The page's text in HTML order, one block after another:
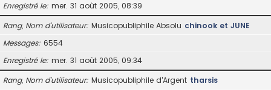
Enregistré le mer. 31 août 2005, 08:39
Rang, Nom d’utilisateur Musicopubliphile Absolu chinook et JUNE
Messages 6554
Enregistré le mer. 31 août 2005, 09:34
Rang, Nom d’utilisateur Musicopubliphile d'Argent tharsis